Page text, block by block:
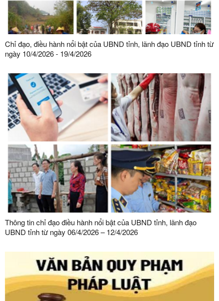
Chỉ đạo, điều hành nổi bật của UBND tỉnh, lãnh đạo UBND tỉnh từ
ngày 10/4/2026 - 19/4/2026
Thông tin chỉ đạo điều hành nổi bật của UBND tỉnh, lãnh đạo
UBND tỉnh từ ngày 06/4/2026 – 12/4/2026